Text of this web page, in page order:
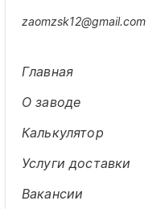
Главная
О заводе
Калькулятор
Услуги доставки
Вакансии
zaomzsk12@gmail.com